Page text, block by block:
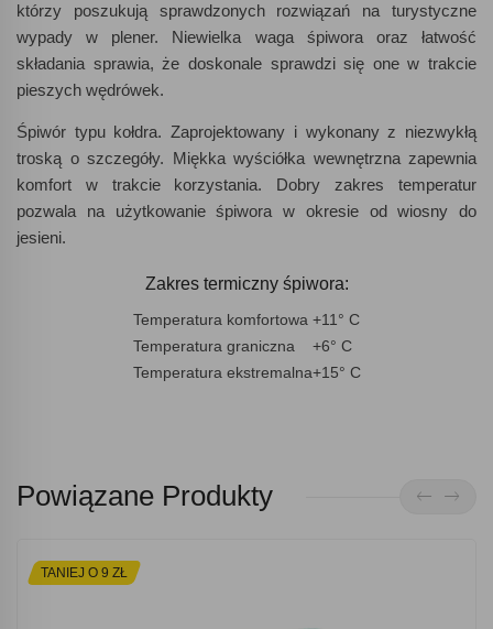
którzy poszukują sprawdzonych rozwiązań na turystyczne
wypady w plener. Niewielka waga śpiwora oraz łatwość
składania sprawia, że doskonale sprawdzi się one w trakcie
pieszych wędrówek.
Śpiwór typu kołdra. Zaprojektowany i wykonany z niezwykłą
troską o szczegóły. Miękka wyściółka wewnętrzna zapewnia
komfort w trakcie korzystania. Dobry zakres temperatur
pozwala na użytkowanie śpiwora w okresie od wiosny do
jesieni.
Zakres termiczny śpiwora:
Temperatura komfortowa +11° C
Temperatura graniczna
+6° C
Temperatura ekstremalna+15° C
Powiązane Produkty
TANIEJ O 9 ZŁ